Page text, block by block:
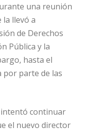
una reunión
la llevó a
de Derechos
Pública y la
hasta el
por parte de las
intentó continuar
el nuevo director